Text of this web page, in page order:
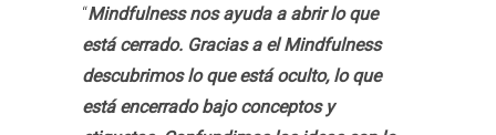
“Mindfulness nos ayuda a abrir lo que
está cerrado. Gracias a el Mindfulness
descubrimos lo que está oculto, lo que
está encerrado bajo conceptos y